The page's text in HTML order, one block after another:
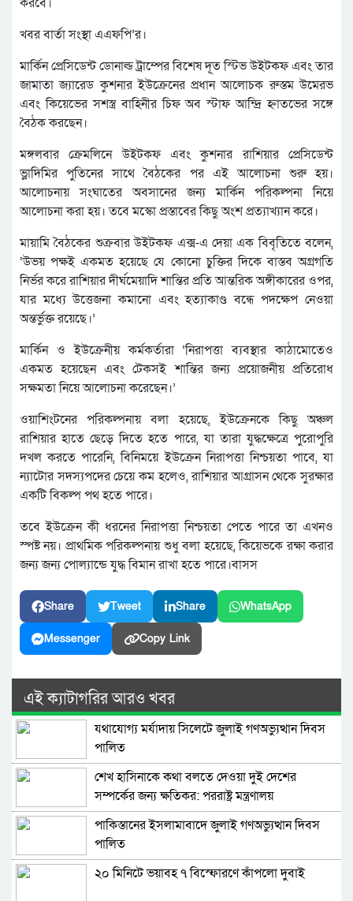
খবর বার্তা সংস্থা এএফপি’র।
মার্কিন প্রেসিডেন্ট ডোনাল্ড ট্রাম্পের বিশেষ দূত স্টিভ উইটকফ এবং তার
জামাতা জ্যারেড কুশনার ইউক্রেনের প্রধান আলোচক রুস্তম উমেরভ
এবং কিয়েভের সশস্ত্র বাহিনীর চিফ অব স্টাফ আন্দ্রি হ্নাতভের সঙ্গে
বৈঠক করছেন।
মঙ্গলবার ক্রেমলিনে উইটকফ এবং কুশনার রাশিয়ার প্রেসিডেন্ট
ভ্লাদিমির পুতিনের সাথে বৈঠকের পর এই আলোচনা শুরু হয়।
আলোচনায় সংঘাতের অবসানের জন্য মার্কিন পরিকল্পনা নিয়ে
আলোচনা করা হয়। তবে মস্কো প্রস্তাবের কিছু অংশ প্রত্যাখ্যান করে।
মায়ামি বৈঠকের শুক্রবার উইটকফ এক্স-এ দেয়া এক বিবৃতিতে বলেন,
‘উভয় পক্ষই একমত হয়েছে যে কোনো চুক্তির দিকে বাস্তব অগ্রগতি
নির্ভর করে রাশিয়ার দীর্ঘমেয়াদি শান্তির প্রতি আন্তরিক অঙ্গীকারের ওপর,
যার মধ্যে উত্তেজনা কমানো এবং হত্যাকাণ্ড বন্ধে পদক্ষেপ নেওয়া
অন্তর্ভুক্ত রয়েছে।’
মার্কিন ও ইউক্রেনীয় কর্মকর্তারা ‘নিরাপত্তা ব্যবস্থার কাঠামোতেও
একমত হয়েছেন এবং টেকসই শান্তির জন্য প্রয়োজনীয় প্রতিরোধ
সক্ষমতা নিয়ে আলোচনা করেছেন।’
ওয়াশিংটনের পরিকল্পনায় বলা হয়েছে, ইউক্রেনকে কিছু অঞ্চল
রাশিয়ার হাতে ছেড়ে দিতে হতে পারে, যা তারা যুদ্ধক্ষেত্রে পুরোপুরি
দখল করতে পারেনি, বিনিময়ে ইউক্রেন নিরাপত্তা নিশ্চয়তা পাবে, যা
ন্যাটোর সদস্যপদের চেয়ে কম হলেও, রাশিয়ার আগ্রাসন থেকে সুরক্ষার
একটি বিকল্প পথ হতে পারে।
তবে ইউক্রেন কী ধরনের নিরাপত্তা নিশ্চয়তা পেতে পারে তা এখনও
স্পষ্ট নয়। প্রাথমিক পরিকল্পনায় শুধু বলা হয়েছে, কিয়েভকে রক্ষা করার
জন্য জন্য পোল্যান্ডে যুদ্ধ বিমান রাখা হতে পারে।বাসস
Share Tweet Share WhatsApp
Messenger Copy Link
এই ক্যাটাগরির আরও খবর
যথাযোগ্য মর্যাদায় সিলেটে জুলাই গণঅভ্যুত্থান দিবস
পালিত
শেখ হাসিনাকে কথা বলতে দেওয়া দুই দেশের
সম্পর্কের জন্য ক্ষতিকর: পররাষ্ট্র মন্ত্রণালয়
পাকিস্তানের ইসলামাবাদে জুলাই গণঅভ্যুত্থান দিবস
পালিত
২০ মিনিটে ভয়াবহ ৭ বিস্ফোরণে কাঁপলো দুবাই